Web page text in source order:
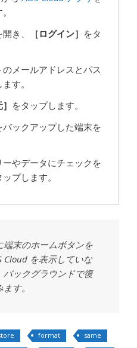
き、
［ログイン］ をタ
メールアドレスとパス
す。
をタップします。
ックアップした端末を
やデータにチェックを
ップします。
端末のホームボタンを
Cloud を表示していな
バックグラウンドで復
す。
format
same